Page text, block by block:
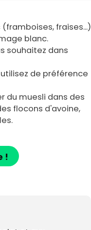
fraises...)
blanc.
souhaitez dans
de préférence
du muesli dans des
flocons d'avoine,
!